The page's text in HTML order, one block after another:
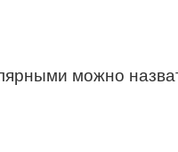
можно